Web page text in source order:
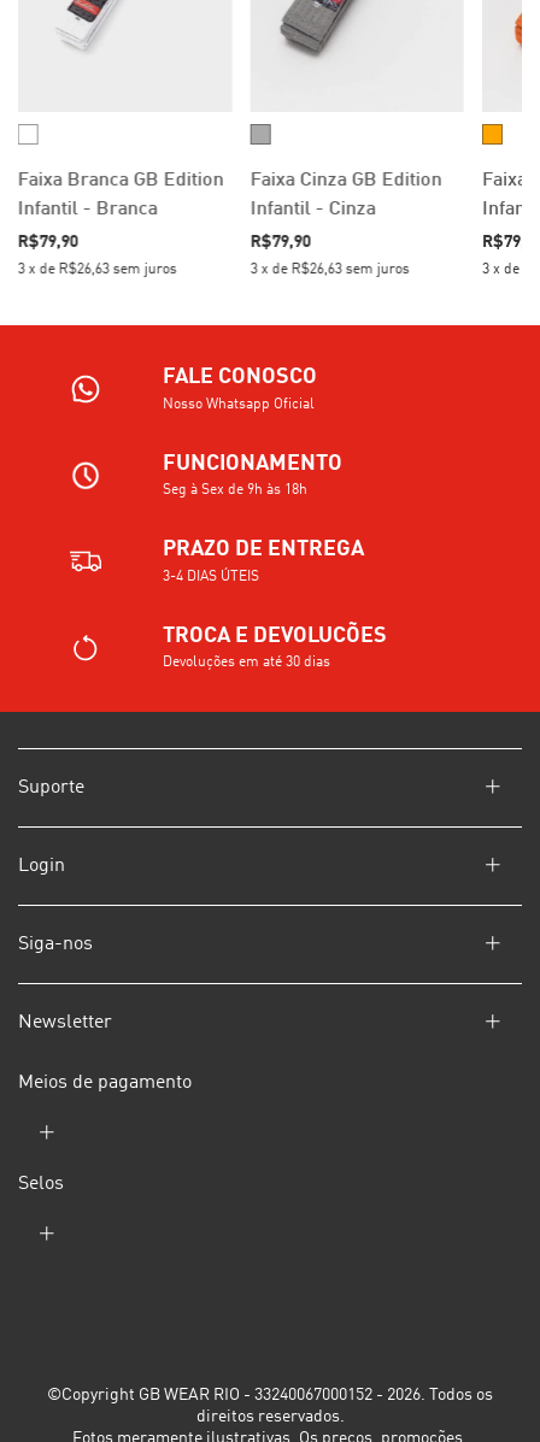
Faixa Branca GB Edition
Infantil - Branca
R$79,90
3 x de R$26,63 sem juros
Faixa Cinza GB Edition
Infantil - Cinza
R$79,90
3 x de R$26,63 sem juros
Faixa
3 x de
FALE CONOSCO
Nosso Whatsapp Oficial
FUNCIONAMENTO
Seg à Sex de 9h às 18h
PRAZO DE ENTREGA
3-4 DIAS ÚTEIS
TROCA E DEVOLUCÕES
Devoluções em até 30 dias
Suporte
Login
Siga-nos
Newsletter
Meios de pagamento
Selos
©Copyright GB WEAR RIO - 33240067000152 - 2026. Todos os
direitos reservados.
Fotos meramente ilustrativas. Os preços, promoções,